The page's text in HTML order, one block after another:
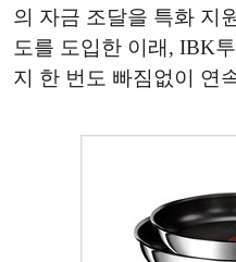
의 자금 조달을 특화 지
도를 도입한 이래, IBK
지 한 번도 빠짐없이 연